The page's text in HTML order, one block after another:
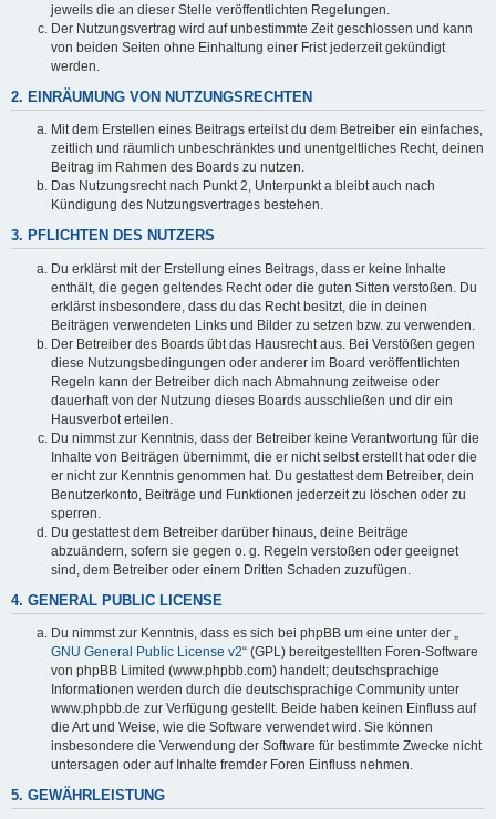
jeweils die an dieser Stelle veröffentlichten Regelungen.
Der Nutzungsvertrag wird auf unbestimmte Zeit geschlossen und kann
von beiden Seiten ohne Einhaltung einer Frist jederzeit gekündigt
werden.
2. EINRÄUMUNG VON NUTZUNGSRECHTEN
Mit dem Erstellen eines Beitrags erteilst du dem Betreiber ein einfaches,
zeitlich und räumlich unbeschränktes und unentgeltliches Recht, deinen
Beitrag im Rahmen des Boards zu nutzen.
Das Nutzungsrecht nach Punkt 2, Unterpunkt a bleibt auch nach
Kündigung des Nutzungsvertrages bestehen.
3. PFLICHTEN DES NUTZERS
Du erklärst mit der Erstellung eines Beitrags, dass er keine Inhalte
enthält, die gegen geltendes Recht oder die guten Sitten verstoßen. Du
erklärst insbesondere, dass du das Recht besitzt, die in deinen
Beiträgen verwendeten Links und Bilder zu setzen bzw. zu verwenden.
Der Betreiber des Boards übt das Hausrecht aus. Bei Verstößen gegen
diese Nutzungsbedingungen oder anderer im Board veröffentlichten
Regeln kann der Betreiber dich nach Abmahnung zeitweise oder
dauerhaft von der Nutzung dieses Boards ausschließen und dir ein
Hausverbot erteilen.
Du nimmst zur Kenntnis, dass der Betreiber keine Verantwortung für die
Inhalte von Beiträgen übernimmt, die er nicht selbst erstellt hat oder die
er nicht zur Kenntnis genommen hat. Du gestattest dem Betreiber, dein
Benutzerkonto, Beiträge und Funktionen jederzeit zu löschen oder zu
sperren.
Du gestattest dem Betreiber darüber hinaus, deine Beiträge
abzuändern, sofern sie gegen o. g. Regeln verstoßen oder geeignet
sind, dem Betreiber oder einem Dritten Schaden zuzufügen.
4. GENERAL PUBLIC LICENSE
Du nimmst zur Kenntnis, dass es sich bei phpBB um eine unter der „
GNU General Public License v2“ (GPL) bereitgestellten Foren-Software
von phpBB Limited (www.phpbb.com) handelt; deutschsprachige
Informationen werden durch die deutschsprachige Community unter
www.phpbb.de zur Verfügung gestellt. Beide haben keinen Einfluss auf
die Art und Weise, wie die Software verwendet wird. Sie können
insbesondere die Verwendung der Software für bestimmte Zwecke nicht
untersagen oder auf Inhalte fremder Foren Einfluss nehmen.
5. GEWÄHRLEISTUNG